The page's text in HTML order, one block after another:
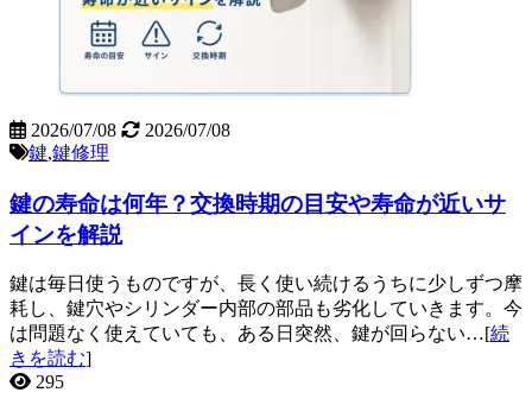
2026/07/08
2026/07/08
鍵,鍵修理
鍵の寿命は何年？交換時期の目安や寿命が近いサ
インを解説
鍵は毎日使うものですが、長く使い続けるうちに少しずつ摩
耗し、鍵穴やシリンダー内部の部品も劣化していきます。今
は問題なく使えていても、ある日突然、鍵が回らない…[続
きを読む]
295